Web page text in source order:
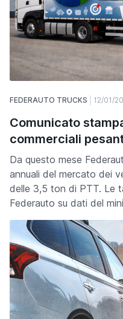
FEDERAUTO TRUCKS 12/01/
Comunicato
commerciali
Da questo mese
annuali del mercato dei
delle 3,5 ton di PTT. Le
Federauto su dati del